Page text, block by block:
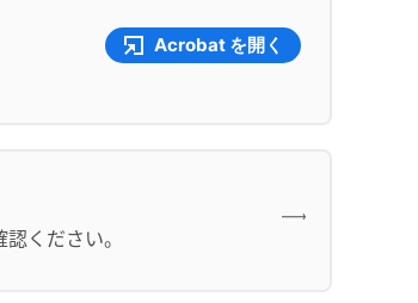
Acrobat を開く
ください。